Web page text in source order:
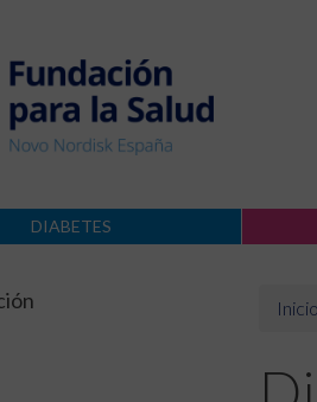
DIABETES
Inicio